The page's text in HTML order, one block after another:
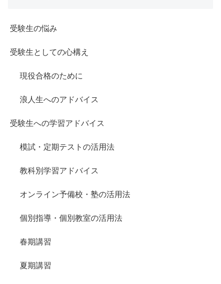
受験生の悩み
受験生としての心構え
現役合格のために
浪人生へのアドバイス
受験生への学習アドバイス
模試・定期テストの活用法
教科別学習アドバイス
オンライン予備校・塾の活用法
個別指導・個別教室の活用法
春期講習
夏期講習